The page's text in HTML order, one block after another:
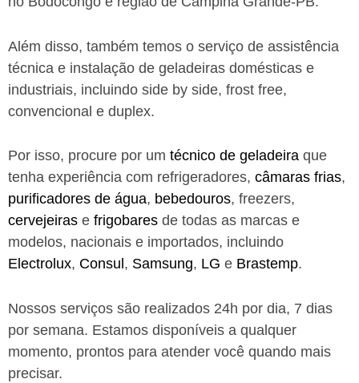
Além disso, também temos o serviço de assistência
técnica e instalação de geladeiras domésticas e
industriais, incluindo side by side, frost free,
convencional e duplex.
Por isso, procure por um técnico de geladeira que
tenha experiência com refrigeradores, câmaras frias,
purificadores de água, bebedouros, freezers,
cervejeiras e frigobares de todas as marcas e
modelos, nacionais e importados, incluindo
Electrolux, Consul , Samsung, LG e Brastemp.
Nossos serviços são realizados 24h por dia, 7 dias
por semana. Estamos disponíveis a qualquer
momento, prontos para atender você quando mais
precisar.